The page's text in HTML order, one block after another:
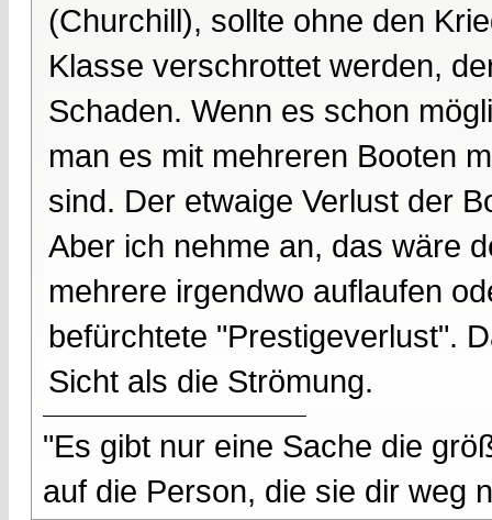
(Churchill), sollte ohne den
Klasse verschrottet werden,
Schaden. Wenn es schon
man es mit mehreren Booten
sind. Der etwaige Verlust der
Aber ich nehme an, das wäre
mehrere irgendwo auflaufen
befürchtete "Prestigeverlust".
Sicht als die Strömung.
"Es gibt nur eine Sache die
auf die Person, die sie dir weg